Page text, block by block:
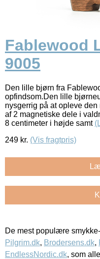
Fablewood
9005
Den lille bjørn fra
opfindsom.Den lille
nysgerrig på at opleve
af 2 magnetiske dele i
8 centimeter i højde samt
249 kr. (Vis fragtpris)
De mest populære
Pilgrim.dk, Brodersens.dk,
EndlessNordic.dk, som